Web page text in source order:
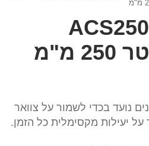
ראש ניקוי ACS250
מ"מ
נועד בכדי לשמור על צוואר
על יעילות מקסימלית כל הזמן.